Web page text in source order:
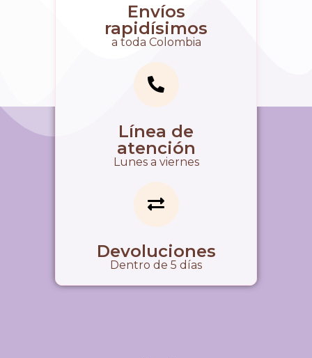
Envíos
rapidísimos
a toda Colombia
Línea de
atención
Lunes a viernes
Devoluciones
Dentro de 5 días